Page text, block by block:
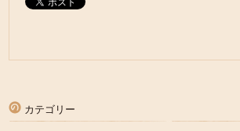
カテゴリー